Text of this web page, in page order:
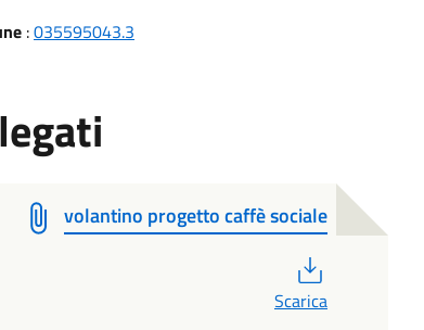
:035595043.3
volantino progetto caffè sociale
Scarica